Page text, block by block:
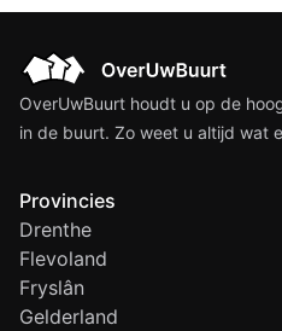
OverUwBuurt houdt u op de
in de buurt. Zo weet u altijd wat
Provincies
Drenthe
Flevoland
Fryslân
Gelderland